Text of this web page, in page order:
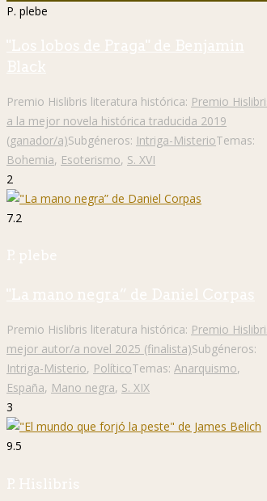
P. plebe
"Los lobos de Praga" de Benjamin
Black
Premio Hislibris literatura histórica: Premio
a la mejor novela histórica traducida 2019
(ganador/a)Subgéneros: Intriga-MisterioTemas:
Bohemia, Esoterismo, S. XVI
2
7.2
P. plebe
"La mano negra” de Daniel Corpas
Premio Hislibris literatura histórica: Premio
mejor autor/a novel 2025 (finalista)Subgéneros:
Intriga-Misterio, PolíticoTemas: Anarquismo,
España, Mano negra, S. XIX
3
9.5
P. Hislibris